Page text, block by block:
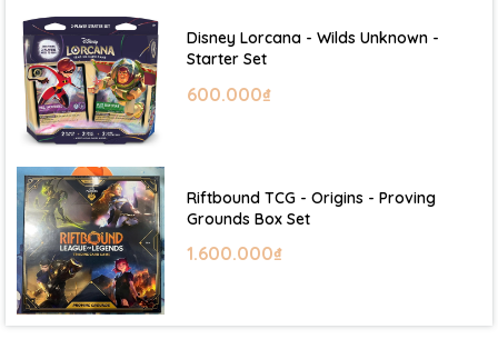
Disney Lorcana - Wilds Unknown -
Starter Set
600.000₫
Riftbound TCG - Origins - Proving
Grounds Box Set
1.600.000₫